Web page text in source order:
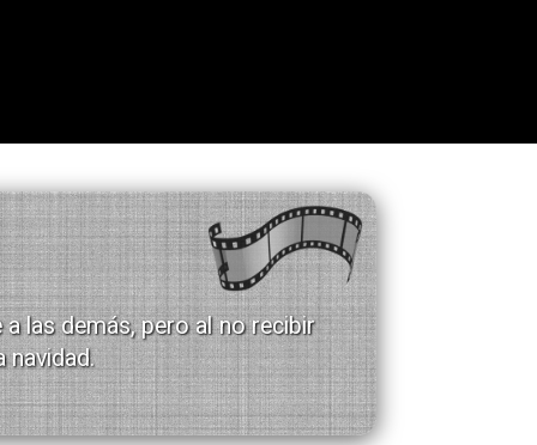
a las demás, pero al no recibir
navidad.